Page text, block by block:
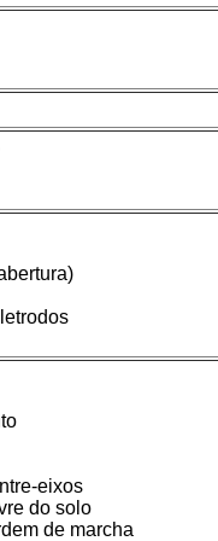
eixos
do solo
de marcha